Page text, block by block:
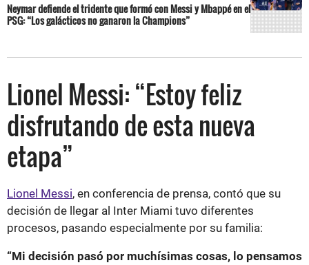
Neymar defiende el tridente que formó con Messi y Mbappé en el
PSG: “Los galácticos no ganaron la Champions”
Lionel Messi: “Estoy feliz
disfrutando de esta nueva
etapa”
Lionel Messi, en conferencia de prensa, contó que su
decisión de llegar al Inter Miami tuvo diferentes
procesos, pasando especialmente por su familia:
“Mi decisión pasó por muchísimas cosas, lo pensamos